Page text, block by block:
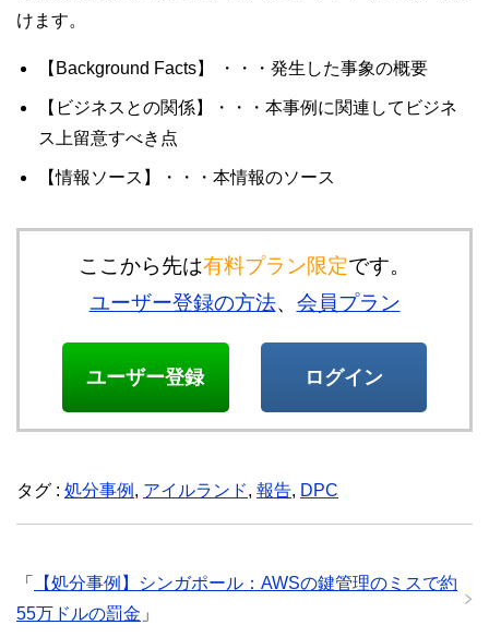
けます。
【Background Facts】 ・・・発生した事象の概要
【ビジネスとの関係】・・・本事例に関連してビジネ
ス上留意すべき点
【情報ソース】・・・本情報のソース
ここから先は有料プラン限定です。
ユーザー登録の方法、 会員プラン
ユーザー登録 ログイン
タグ : 処分事例 , アイルランド, 報告, DPC
「
【処分事例】シンガポール：AWSの鍵管理のミスで約
55万ドルの罰金 」